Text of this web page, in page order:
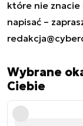
które nie
napisać –
Wybrane
Ciebie